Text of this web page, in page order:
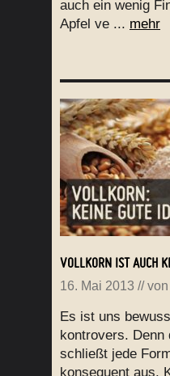
auch ein wenig
Apfel ve ... mehr
VOLLKORN IST AUCH
16. Mai 2013 // von
Es ist uns
kontrovers. Denn
schließt jede
konsequent aus.